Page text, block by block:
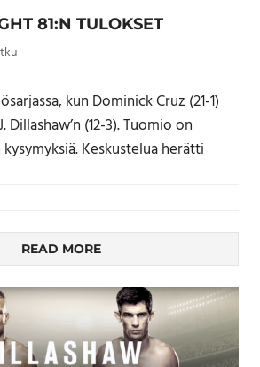
81:N TULOKSET
kun Dominick Cruz (21-1)
Dillashaw’n (12-3). Tuomio on
Keskustelua herätti
READ MORE